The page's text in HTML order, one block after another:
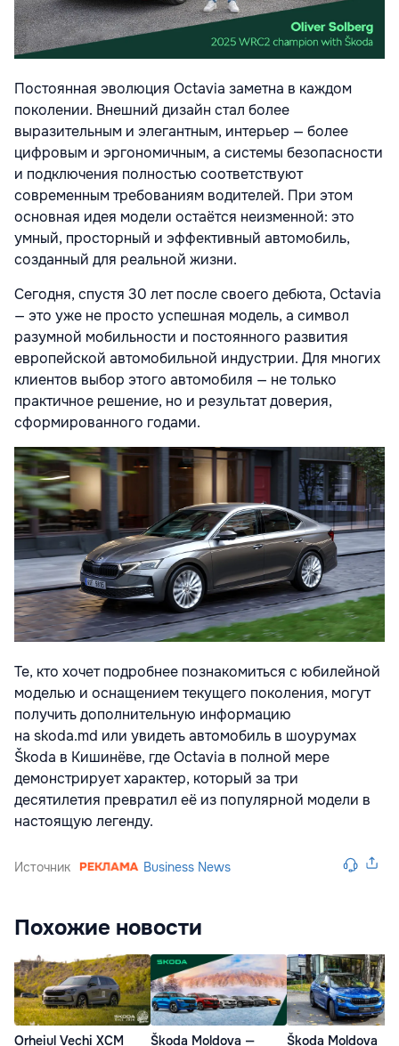
Постоянная эволюция Octavia заметна в каждом
поколении. Внешний дизайн стал более
выразительным и элегантным, интерьер — более
цифровым и эргономичным, а системы безопасности
и подключения полностью соответствуют
современным требованиям водителей. При этом
основная идея модели остаётся неизменной: это
умный, просторный и эффективный автомобиль,
созданный для реальной жизни.
Сегодня, спустя 30 лет после своего дебюта, Octavia
— это уже не просто успешная модель, а символ
разумной мобильности и постоянного развития
европейской автомобильной индустрии. Для многих
клиентов выбор этого автомобиля — не только
практичное решение, но и результат доверия,
сформированного годами.
Те, кто хочет подробнее познакомиться с юбилейной
моделью и оснащением текущего поколения, могут
получить дополнительную информацию
на skoda.md или увидеть автомобиль в шоурумах
Škoda в Кишинёве, где Octavia в полной мере
демонстрирует характер, который за три
десятилетия превратил её из популярной модели в
настоящую легенду.
Источник Business News
Похожие новости
Orheiul Vechi XCM Škoda Moldova — Škoda Moldova